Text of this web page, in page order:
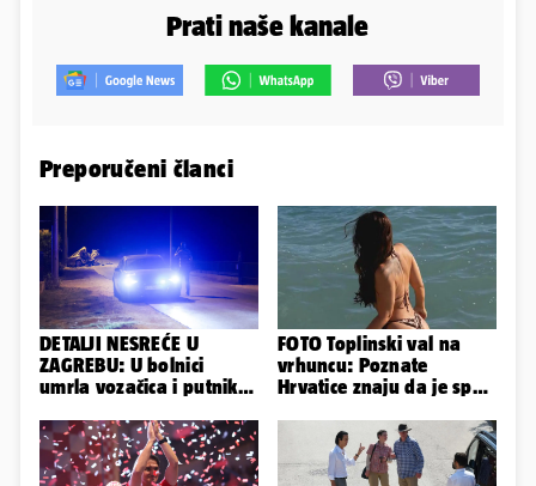
Prati naše kanale
Preporučeni članci
DETALJI NESREĆE U
ZAGREBU: U bolnici
umrla vozačica i putnik,
prepolovio
FOTO Toplinski val na
vrhuncu: Poznate
Hrvatice znaju da je spas